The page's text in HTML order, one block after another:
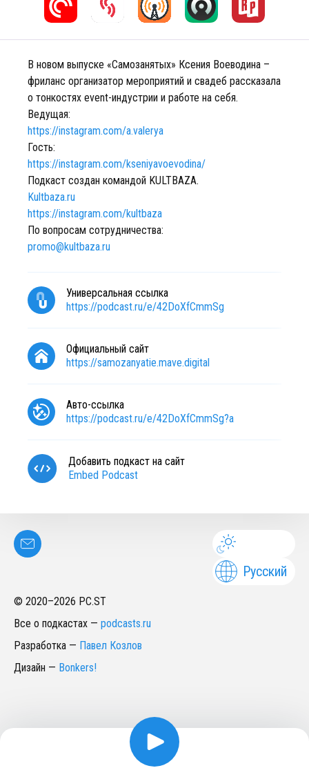
В новом выпуске «Самозанятых» Ксения Воеводина –
фриланс организатор мероприятий и свадеб рассказала
о тонкостях event-индустрии и работе на себя.
Ведущая:
https://instagram.com/a.valerya
Гость:
https://instagram.com/kseniyavoevodina/
Подкаст создан командой KULTBAZA.
Kultbaza.ru
https://instagram.com/kultbaza
По вопросам сотрудничества:
promo@kultbaza.ru
Универсальная ссылка
https://podcast.ru/e/42DoXfCmmSg
Официальный сайт
https://samozanyatie.mave.digital
Авто-ссылка
https://podcast.ru/e/42DoXfCmmSg?a
Добавить подкаст на сайт
Embed Podcast
Русский
© 2020–2026 PC.ST
Все о подкастах — podcasts.ru
Разработка — Павел Козлов
Дизайн — Bonkers!